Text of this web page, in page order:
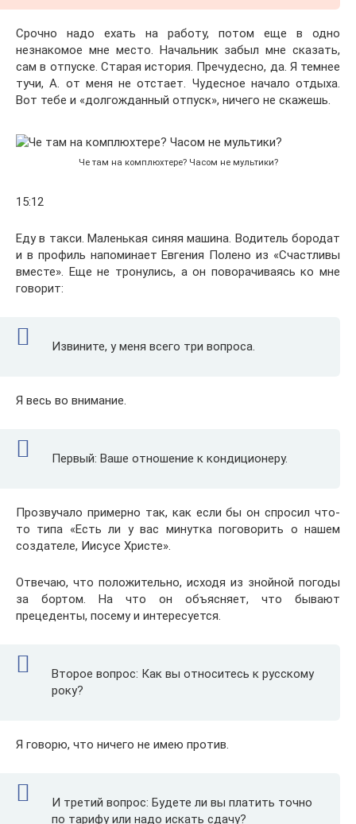
Срочно надо ехать на работу, потом еще в одно
незнакомое мне место. Начальник забыл мне сказать,
сам в отпуске. Старая история. Пречудесно, да. Я темнее
тучи, А. от меня не отстает. Чудесное начало отдыха.
Вот тебе и «долгожданный отпуск», ничего не скажешь.
Че там на комплюхтере? Часом не мультики?
15:12
Еду в такси. Маленькая синяя машина. Водитель бородат
и в профиль напоминает Евгения Полено из «Счастливы
вместе». Еще не тронулись, а он поворачиваясь ко мне
говорит:
Извините, у меня всего три вопроса.
Я весь во внимание.
Первый: Ваше отношение к кондиционеру.
Прозвучало примерно так, как если бы он спросил что-
то типа «Есть ли у вас минутка поговорить о нашем
создателе, Иисусе Христе».
Отвечаю, что положительно, исходя из знойной погоды
за бортом. На что он объясняет, что бывают
прецеденты, посему и интересуется.
Второе вопрос: Как вы относитесь к русскому
року?
Я говорю, что ничего не имею против.
И третий вопрос: Будете ли вы платить точно
по тарифу или надо искать сдачу?